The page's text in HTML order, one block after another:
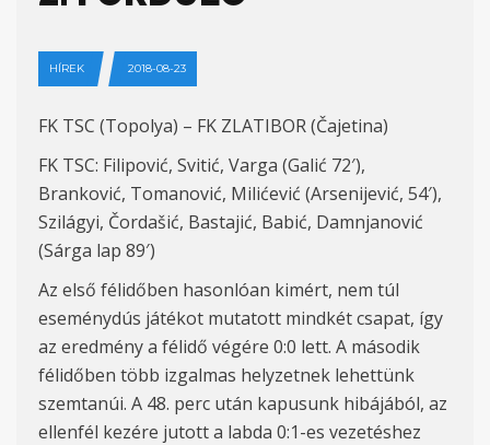
HÍREK 2018-08-23
FK TSC (Topolya) – FK ZLATIBOR (Čajetina)
FK TSC: Filipović, Svitić, Varga (Galić 72′),
Branković, Tomanović, Milićević (Arsenijević, 54′),
Szilágyi, Čordašić, Bastajić, Babić, Damnjanović
(Sárga lap 89′)
Az első félidőben hasonlóan kimért, nem túl
eseménydús játékot mutatott mindkét csapat, így
az eredmény a félidő végére 0:0 lett. A második
félidőben több izgalmas helyzetnek lehettünk
szemtanúi. A 48. perc után kapusunk hibájából, az
ellenfél kezére jutott a labda 0:1-es vezetéshez